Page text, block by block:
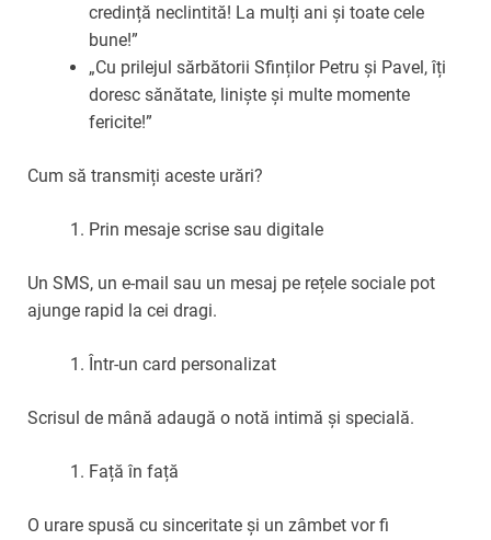
credință neclintită! La mulți ani și toate cele
bune!”
„Cu prilejul sărbătorii Sfinților Petru și Pavel, îți
doresc sănătate, liniște și multe momente
fericite!”
Cum să transmiți aceste urări?
Prin mesaje scrise sau digitale
Un SMS, un e-mail sau un mesaj pe rețele sociale pot
ajunge rapid la cei dragi.
Într-un card personalizat
Scrisul de mână adaugă o notă intimă și specială.
Față în față
O urare spusă cu sinceritate și un zâmbet vor fi